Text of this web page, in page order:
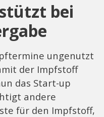
bei
ungenutzt
der Impfstoff
das Start-up
andere
für den Impfstoff,